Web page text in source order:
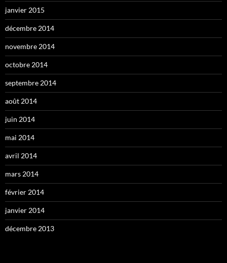
janvier 2015
décembre 2014
novembre 2014
octobre 2014
septembre 2014
août 2014
juin 2014
mai 2014
avril 2014
mars 2014
février 2014
janvier 2014
décembre 2013